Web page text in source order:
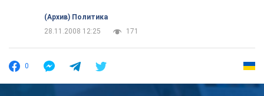
(Архив) Политика
28.11.2008 12:25
171
0